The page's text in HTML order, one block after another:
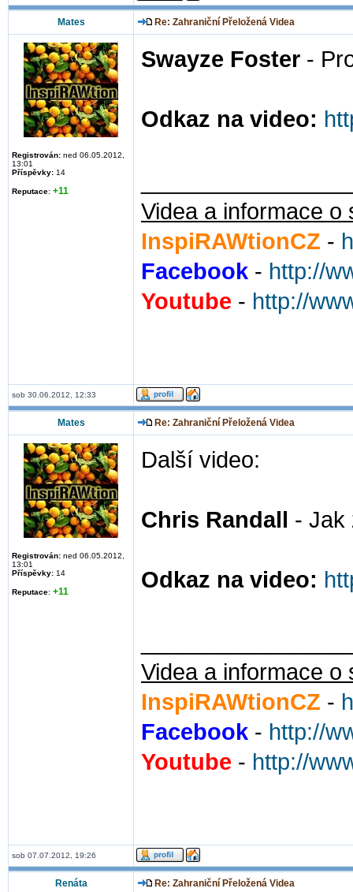
Mates Re: Zahraniční Přeložená Videa
Registrován: ned 06.05.2012,
13:01
Příspěvky: 14
Reputace: +11
Swayze Foster -
Odkaz na video:
Videa a informace
InspiRAWtionCZ -
Facebook - http://
Youtube - http://
sob 30.06.2012, 12:33
Mates Re: Zahraniční Přeložená Videa
Registrován: ned 06.05.2012,
13:01
Příspěvky: 14
Reputace: +11
Další video:
Chris Randall - Jak
Odkaz na video:
Videa a informace
InspiRAWtionCZ -
Facebook - http://
Youtube - http://
sob 07.07.2012, 19:26
Renáta Re: Zahraniční Přeložená Videa